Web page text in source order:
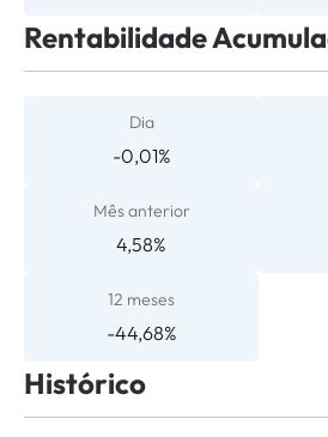
Rentabilidade
Dia
-0,01%
Mês anterior
4,58%
12 meses
-44,68%
Histórico